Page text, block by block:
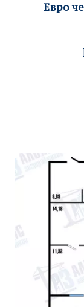
Евро